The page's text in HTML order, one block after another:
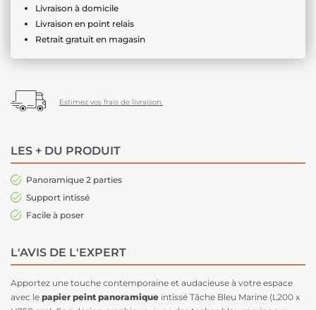
Livraison à domicile
Livraison en point relais
Retrait gratuit en magasin
Estimez vos frais de livraison.
LES + DU PRODUIT
Panoramique 2 parties
Support intissé
Facile à poser
L'AVIS DE L'EXPERT
Apportez une touche contemporaine et audacieuse à votre espace
avec le papier peint panoramique intissé Tâche Bleu Marine (L200 x